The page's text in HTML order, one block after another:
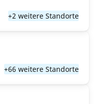
+2 weitere Standorte
+66 weitere Standorte